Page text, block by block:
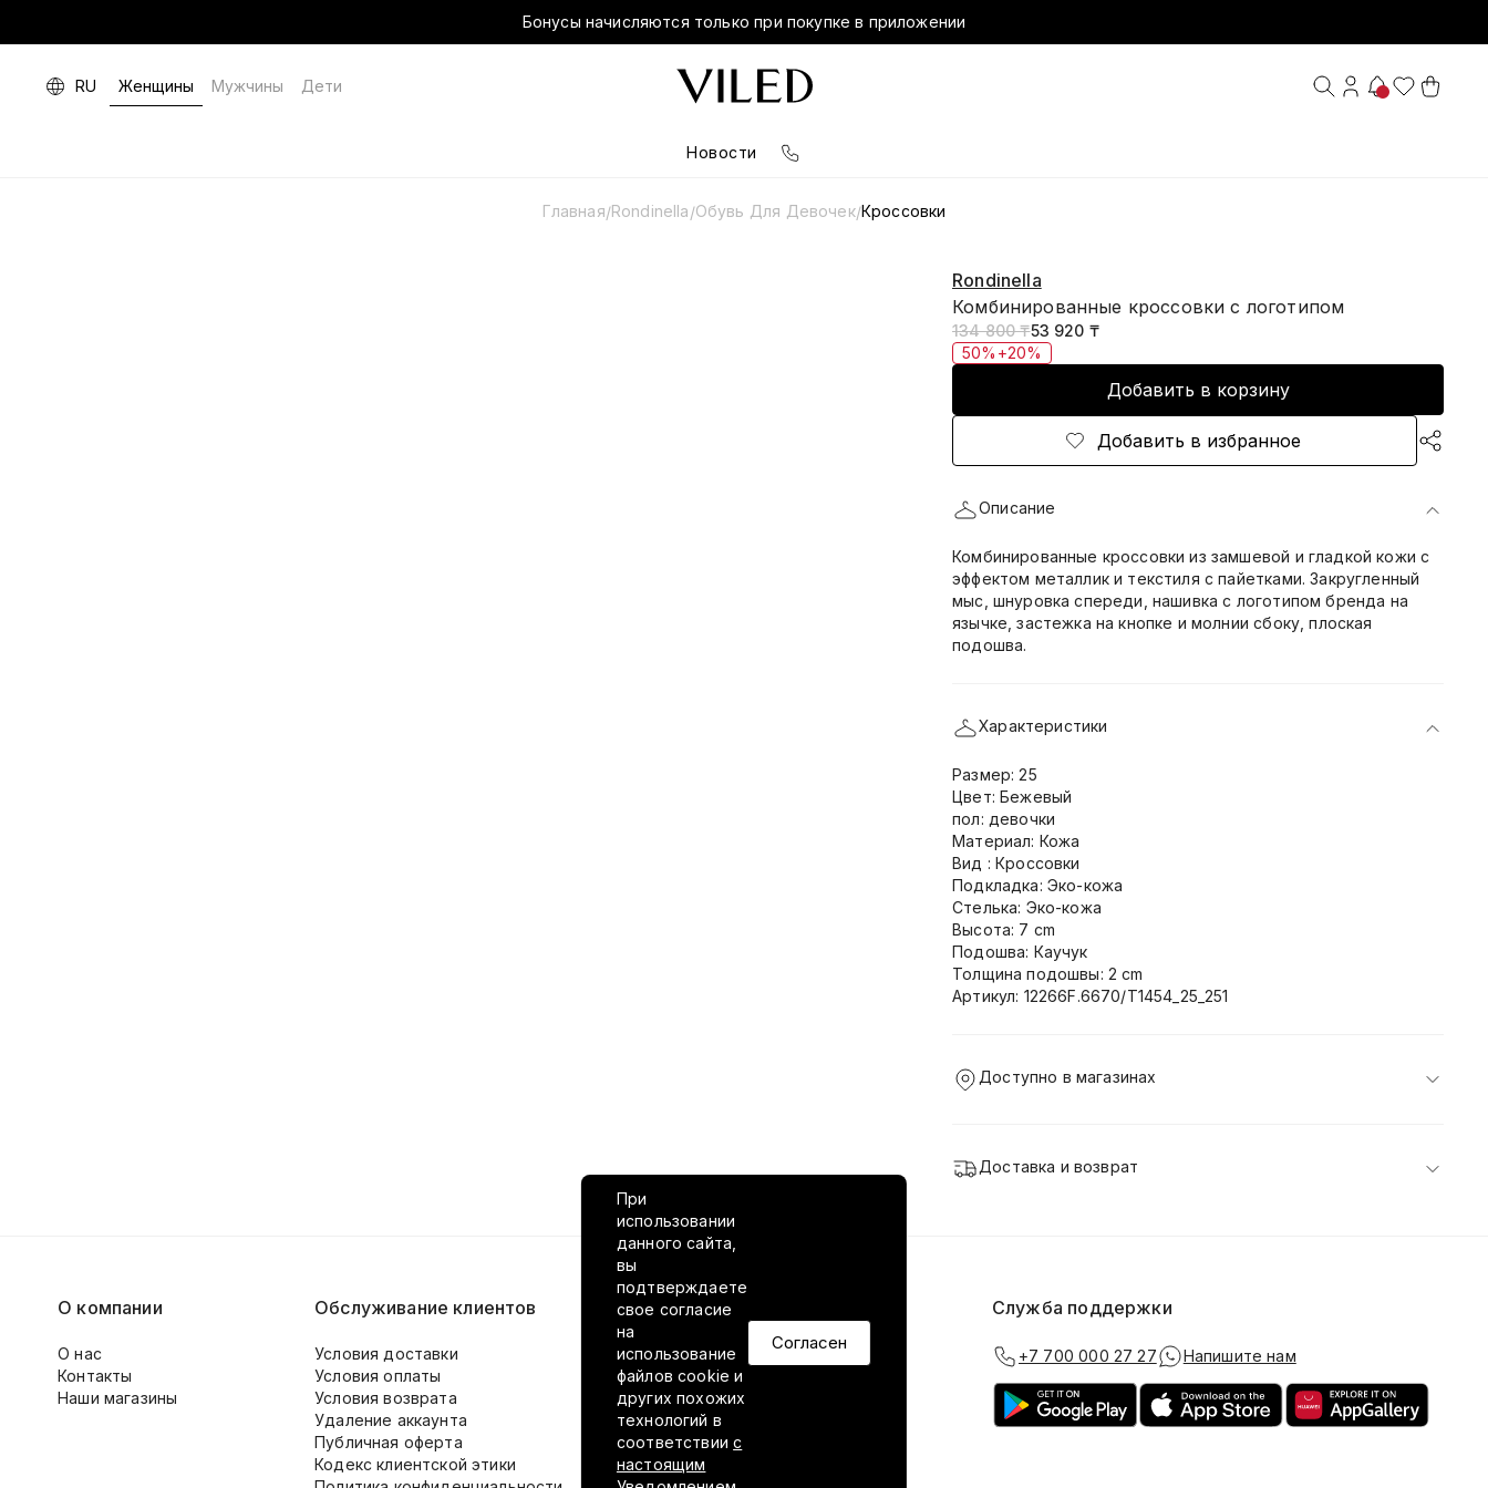
Бонусы начисляются только при покупке в приложении
RU Женщины Мужчины Дети
Новости
Главная/Rondinella/Обувь Для Девочек/Кроссовки
Rondinella
Комбинированные кроссовки с логотипом
134 800 ₸53 920 ₸
50%+20%
Добавить в корзину
Добавить в избранное
Описание
Комбинированные кроссовки из замшевой и гладкой кожи с
эффектом металлик и текстиля с пайетками. Закругленный
мыс, шнуровка спереди, нашивка с логотипом бренда на
язычке, застежка на кнопке и молнии сбоку, плоская
подошва.
Характеристики
Размер: 25
Цвет: Бежевый
пол: девочки
Материал: Кожа
Вид : Кроссовки
Подкладка: Эко-кожа
Стелька: Эко-кожа
Высота: 7 cm
Подошва: Каучук
Толщина подошвы: 2 cm
Артикул: 12266F.6670/T1454_25_251
Доступно в магазинах
Доставка и возврат
При
использовании
данного сайта,
вы
подтверждаете
свое согласие
на
использование
файлов cookie и
других похожих
технологий в
соответствиис
настоящим
Согласен
О компании
О нас
Контакты
Наши магазины
Обслуживание клиентов
Условия доставки
Условия оплаты
Условия возврата
Удаление аккаунта
Публичная оферта
Кодекс клиентской этики
VILED в соцсетях Служба поддержки
+7 700 000 27 27 Напишите нам